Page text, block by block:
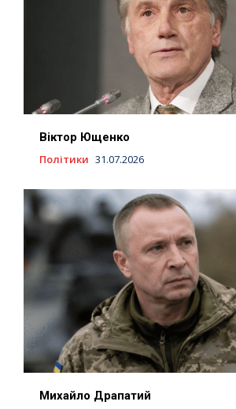
Віктор Ющенко
Політики 31.07.2026
Михайло Драпатий